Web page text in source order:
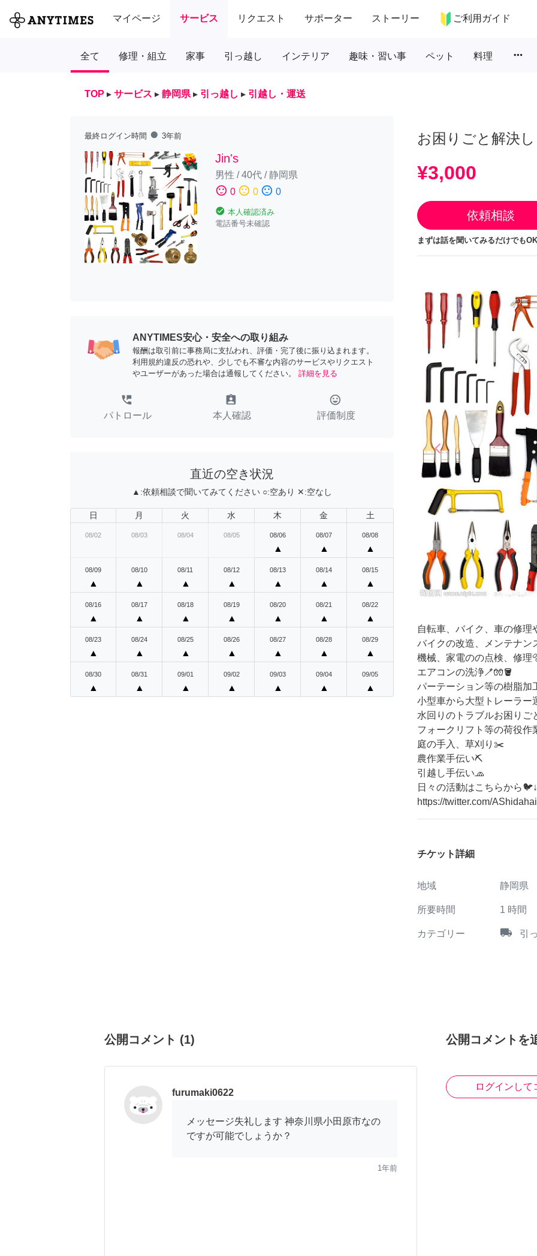
マイページ サービス リクエスト サポーター ストーリー ご利用ガイド
全て 修理・組立 家事 引っ越し インテリア 趣味・習い事 ペット 料理 more_horiz
TOP ▸ サービス ▸ 静岡県 ▸ 引っ越し ▸ 引越し・運送
最終ログイン時間 fiber_manual_record 3年前
Jin's
男性 /40代/静岡県
sentiment_satisfied 0 sentiment_neutral 0 sentiment_dissatisfied 0
check_circle 本人確認済み
電話番号未確認
ANYTIMES安心・安全への取り組み
報酬は取引前に事務局に支払われ、評価・完了後に振り込まれます。
利用規約違反の恐れや、少しでも不審な内容のサービスやリクエスト
やユーザーがあった場合は通報してください。
詳細を見る
perm_phone_msg
パトロール
assignment_ind
本人確認
tag_faces
評価制度
直近の空き状況
▲:依頼相談で聞いてみてください ○:空あり ✕:空なし
日 月 火 水 木 金 土
08/02 08/03 08/04 08/05 08/06
▲
08/07
▲
08/08
▲
08/09
▲
08/10
▲
08/11
▲
08/12
▲
08/13
▲
08/14
▲
08/15
▲
08/16
▲
08/17
▲
08/18
▲
08/19
▲
08/20
▲
08/21
▲
08/22
▲
08/23
▲
08/24
▲
08/25
▲
08/26
▲
08/27
▲
08/28
▲
08/29
▲
08/30
▲
08/31
▲
09/01
▲
09/02
▲
09/03
▲
09/04
▲
09/05
▲
お困りごと解決
¥3,000
依頼相談
まずは話を聞いてみるだけでも
arrow_back_iosPrevious
自転車、バイク、車の修
バイクの改造、メンテナン
機械、家電のの点検、修理
エアコンの洗浄🪥🧤🪣
パーテーション等の樹脂加
小型車から大型トレーラー
水回りのトラブルお困り
フォークリフト等の荷役作
庭の手入、草刈り✂️
農作業手伝い⛏️
引越し手伝い🧢
日々の活動はこちらから
https://twitter.com/AShidahai
チケット詳細
地域 静岡県
所要時間 1 時間
カテゴリー local_shipping 引
公開コメント (1)
furumaki0622
メッセージ失礼します 神奈川県小田原市なの
ですが可能でしょうか？
1年前
公開コメントを
ログインして